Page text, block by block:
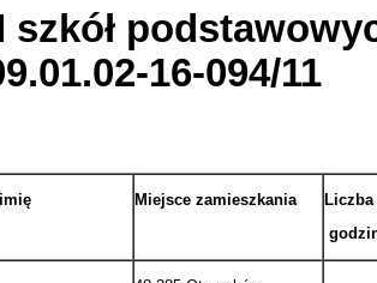
szkół
16-094/11
Miejsce zamieszkania
Liczba